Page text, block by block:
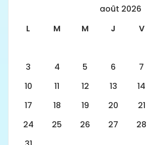
août 2026
L
M M J V
3
4 5 6 7
10
11 12 13 14
17
18 19 20 21
24
25 26 27 28